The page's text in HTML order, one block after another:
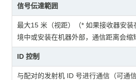
信号伝達範囲
最大15 米（视距）（* 如果接收器安
境中或安装在机器外部，通信距离会缩
ID 控制
与配对的发射机 ID 号进行通信（可通